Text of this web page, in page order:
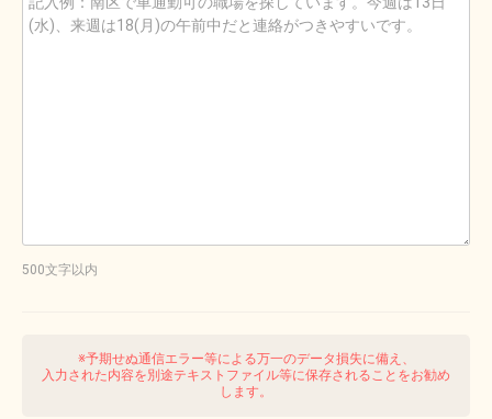
500文字以内
※予期せぬ通信エラー等による万一のデータ損失に備え、
入力された内容を別途テキストファイル等に保存されることをお勧め
します。